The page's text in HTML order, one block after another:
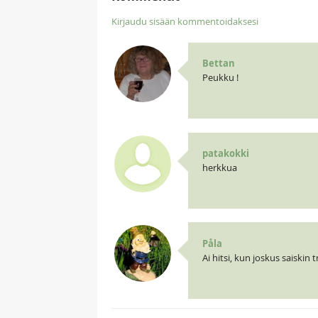
Kirjaudu sisään kommentoidaksesi
Bettan
Peukku !
patakokki
herkkua
Påla
Ai hitsi, kun joskus saiskin